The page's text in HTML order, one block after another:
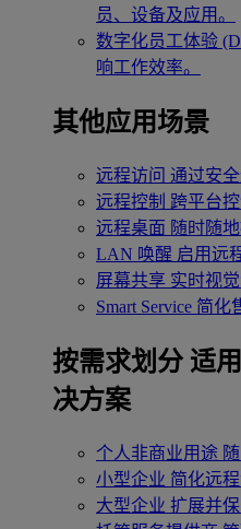
员、设备及应用。
数字化员工体验
响工作效率。
其他应用场景
远程访问 通过安
远程控制 跨平台
远程桌面 随时随
LAN 唤醒 启用远
屏幕共享 实时视
Smart Service 简化
按需求划分 适
决方案
个人非商业用途
小型企业 简化远
大型企业 扩展并